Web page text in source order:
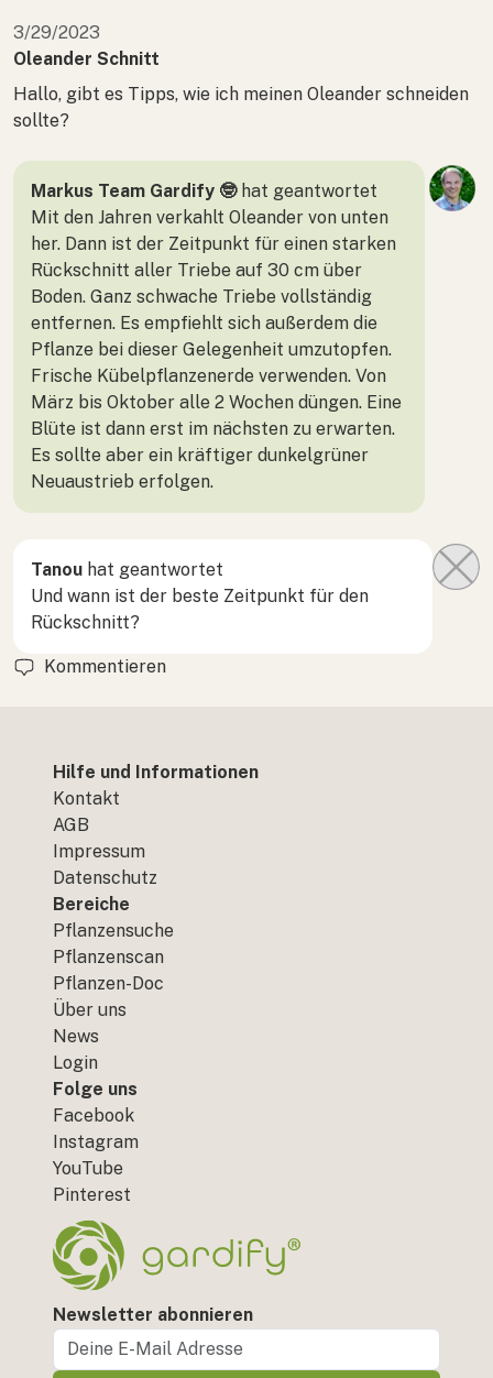
3/29/2023
Oleander Schnitt
Hallo, gibt es Tipps, wie ich meinen Oleander schneiden
sollte?
Markus Team Gardify 🤓hat geantwortet
Mit den Jahren verkahlt Oleander von unten
her. Dann ist der Zeitpunkt für einen starken
Rückschnitt aller Triebe auf 30 cm über
Boden. Ganz schwache Triebe vollständig
entfernen. Es empfiehlt sich außerdem die
Pflanze bei dieser Gelegenheit umzutopfen.
Frische Kübelpflanzenerde verwenden. Von
März bis Oktober alle 2 Wochen düngen. Eine
Blüte ist dann erst im nächsten zu erwarten.
Es sollte aber ein kräftiger dunkelgrüner
Neuaustrieb erfolgen.
Tanou hat geantwortet
Und wann ist der beste Zeitpunkt für den
Rückschnitt?
Kommentieren
Hilfe und Informationen
Kontakt
AGB
Impressum
Datenschutz
Bereiche
Pflanzensuche
Pflanzenscan
Pflanzen-Doc
Über uns
News
Login
Folge uns
Facebook
Instagram
YouTube
Pinterest
Newsletter abonnieren